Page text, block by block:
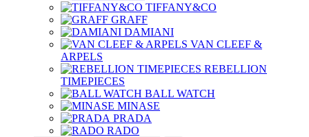
TIFFANY&CO
GRAFF
DAMIANI
VAN CLEEF &
ARPELS
REBELLION
TIMEPIECES
BALL WATCH
MINASE
PRADA
RADO